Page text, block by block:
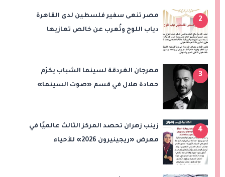
2
مصر تنعى سفير فلسطين لدى القاهرة
دياب اللوح وتُعرب عن خالص تعازيها
3
مهرجان الغردقة لسينما الشباب يكرّم
حمادة هلال في قسم «صوت السينما»
4
زينب زهران تحصد المركز الثالث عالميًا في
معرض «ريجينيرون 2026» للأحياء